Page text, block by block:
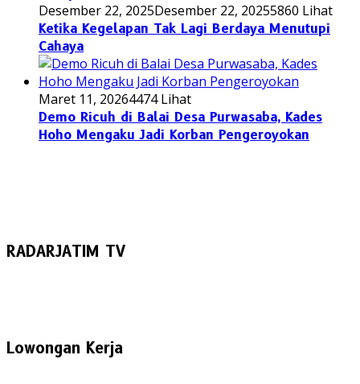
Desember 22, 2025Desember 22, 20255860 Lihat
Ketika Kegelapan Tak Lagi Berdaya Menutupi
Cahaya
Maret 11, 20264474 Lihat
Demo Ricuh di Balai Desa Purwasaba, Kades
Hoho Mengaku Jadi Korban Pengeroyokan
RADARJATIM TV
Lowongan Kerja